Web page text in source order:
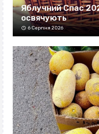
Яблучний Спас
освячують
6 Серпня 2026